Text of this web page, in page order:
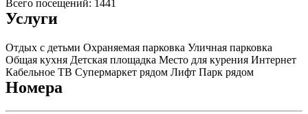
Всего посещений: 1441
Услуги
Отдых с детьми Охраняемая парковка Уличная парковка
Общая кухня Детская площадка Место для курения Интернет
Кабельное ТВ Супермаркет рядом Лифт Парк рядом
Номера